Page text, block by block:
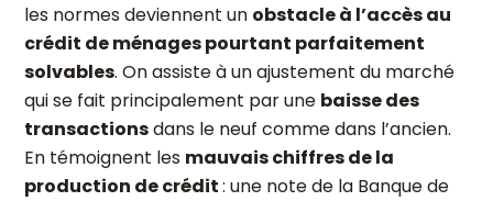
les normes deviennent un obstacle à l’accès au
crédit de ménages pourtant parfaitement
solvables. On assiste à un ajustement du marché
qui se fait principalement par une baisse des
transactionsdans le neuf comme dans l’ancien.
En témoignent les mauvais chiffres de la
production de crédit: une note de la Banque de